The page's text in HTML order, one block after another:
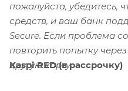
пожалуйста, убедитесь,
средств, и ваш банк
Secure. Если проблема
повторить попытку
другую карту.
Kaspi RED (в рассрочку)